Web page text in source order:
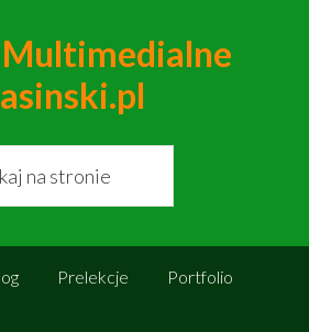
Prelekcje Portfolio